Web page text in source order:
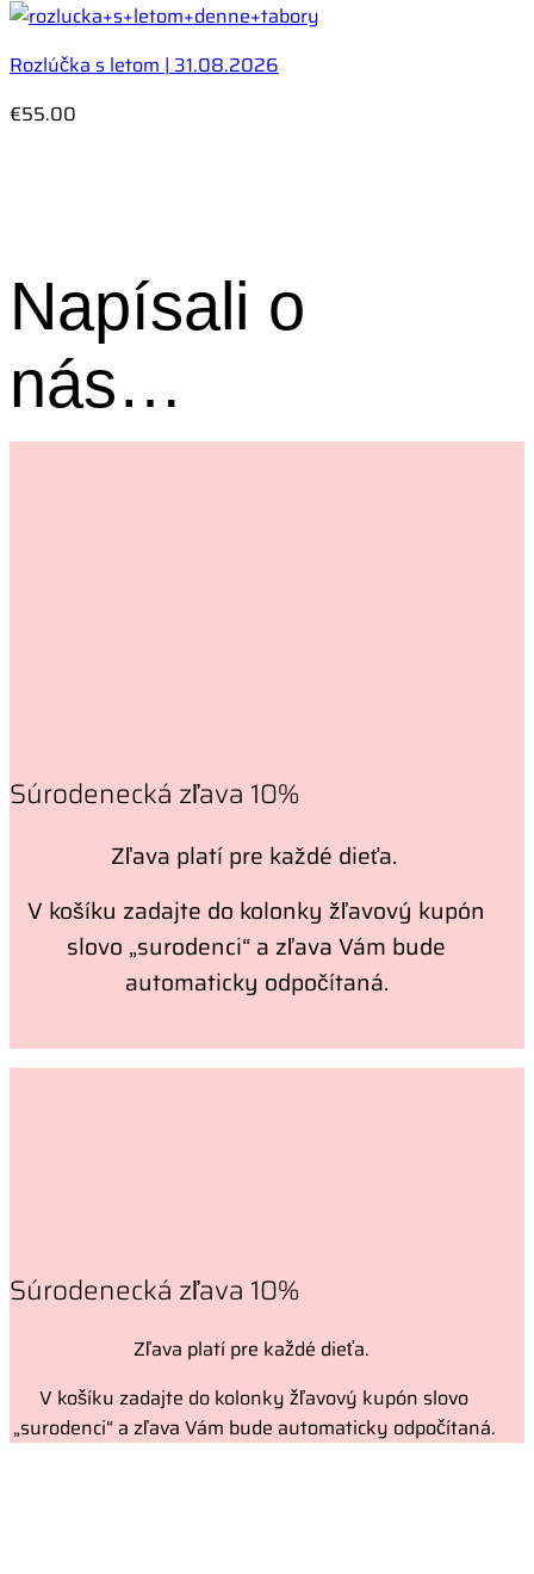
cena
€259.00.
cena
€239.00.
Rozlúčka s letom | 31.08.2026
€55.00
Napísali o
nás…
Súrodenecká zľava 10%
Zľava platí pre každé dieťa.
V košíku zadajte do kolonky žľavový kupón
slovo „surodenci“ a zľava Vám bude
automaticky odpočítaná.
Súrodenecká zľava 10%
Zľava platí pre každé dieťa.
V košíku zadajte do kolonky žľavový kupón slovo
„surodenci“ a zľava Vám bude automaticky odpočítaná.